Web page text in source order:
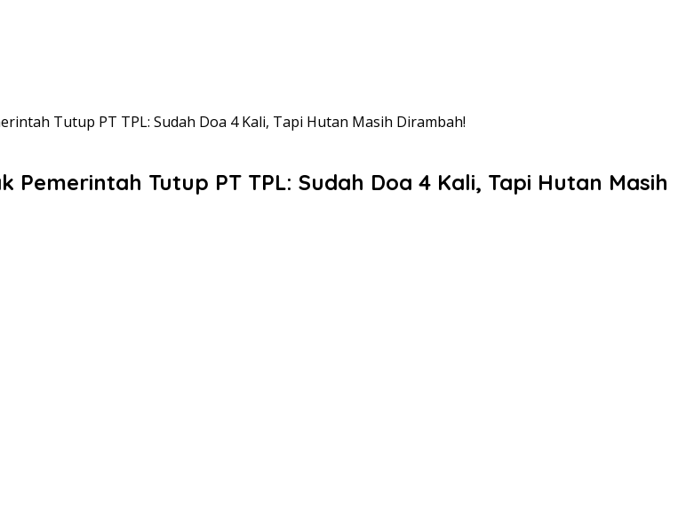
Tutup PT TPL: Sudah Doa 4 Kali, Tapi Hutan Masih Dirambah!
Pemerintah Tutup PT TPL: Sudah Doa 4 Kali, Tapi Hutan Masih